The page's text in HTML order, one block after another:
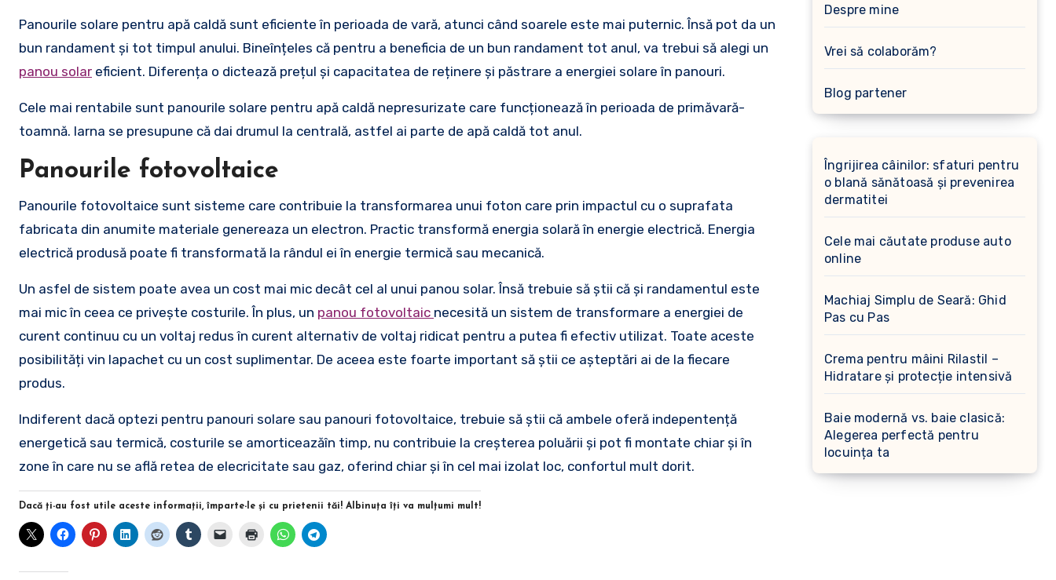
Panourile solare pentru apă caldă sunt eficiente în perioada de vară, atunci când soarele este mai puternic. Însă pot da un
bun randament și tot timpul anului. Bineînțeles că pentru a beneficia de un bun randament tot anul, va trebui să alegi un
panou solar eficient. Diferența o dictează prețul și capacitatea de reținere și păstrare a energiei solare în panouri.
Cele mai rentabile sunt panourile solare pentru apă caldă nepresurizate care funcționează în perioada de primăvară-
toamnă. Iarna se presupune că dai drumul la centrală, astfel ai parte de apă caldă tot anul.
Panourile fotovoltaice
Panourile fotovoltaice sunt sisteme care contribuie la transformarea unui foton care prin impactul cu o suprafata
fabricata din anumite materiale genereaza un electron. Practic transformă energia solară în energie electrică. Energia
electrică produsă poate fi transformată la rândul ei în energie termică sau mecanică.
Un asfel de sistem poate avea un cost mai mic decât cel al unui panou solar. Însă trebuie să știi că și randamentul este
mai mic în ceea ce privește costurile. În plus, un panou fotovoltaic necesită un sistem de transformare a energiei de
curent continuu cu un voltaj redus în curent alternativ de voltaj ridicat pentru a putea fi efectiv utilizat. Toate aceste
posibilități vin lapachet cu un cost suplimentar. De aceea este foarte important să știi ce așteptări ai de la fiecare
produs.
Indiferent dacă optezi pentru panouri solare sau panouri fotovoltaice, trebuie să știi că ambele oferă indepentență
energetică sau termică, costurile se amorticeazăîn timp, nu contribuie la creșterea poluării și pot fi montate chiar și în
zone în care nu se află retea de elecricitate sau gaz, oferind chiar și în cel mai izolat loc, confortul mult dorit.
Dacă ţi-au fost utile aceste informaţii, împarte-le şi cu prietenii tăi! Albinuţa îţi va mulţumi mult!
Despre mine
Vrei să colaborăm?
Blog partener
Îngrijirea câinilor: sfaturi pentru
o blană sănătoasă și prevenirea
dermatitei
Cele mai căutate produse auto
online
Machiaj Simplu de Seară: Ghid
Pas cu Pas
Crema pentru mâini Rilastil –
Hidratare și protecție intensivă
Baie modernă vs. baie clasică:
Alegerea perfectă pentru
locuința ta